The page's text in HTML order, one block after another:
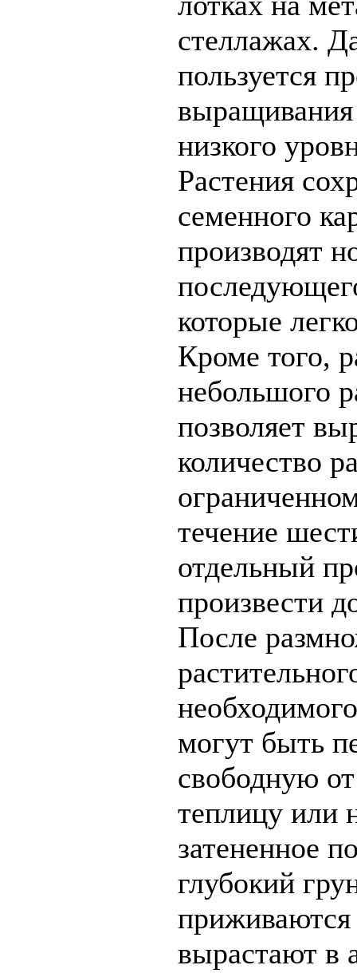
стеллажах.
пользуется
выращивания
низкого
Растения
семенного
производят
которые
Кроме того,
небольшого
позволяет
количество
течение
отдельный
произвести
После
могут быть
свободную
теплицу или
затененное
глубокий
вырастают в